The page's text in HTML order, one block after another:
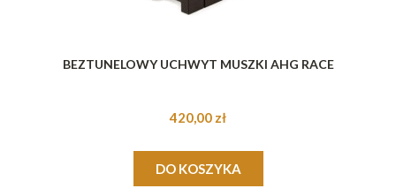
BEZTUNELOWY UCHWYT MUSZKI AHG RACE
420,00 zł
DO KOSZYKA